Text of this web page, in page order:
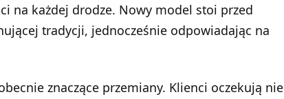
na każdej drodze. Nowy model stoi przed
tradycji, jednocześnie odpowiadając na
znaczące przemiany. Klienci oczekują nie